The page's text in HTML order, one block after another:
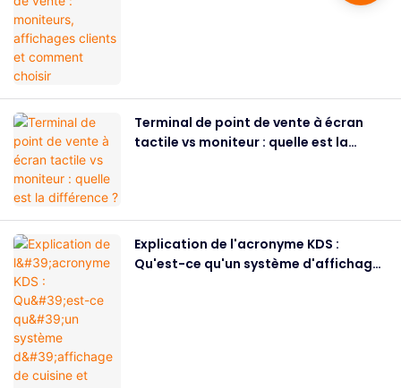
Terminal de point de vente à écran
tactile vs moniteur : quelle est la
Explication de l'acronyme KDS :
Qu'est-ce qu'un système d'affichage